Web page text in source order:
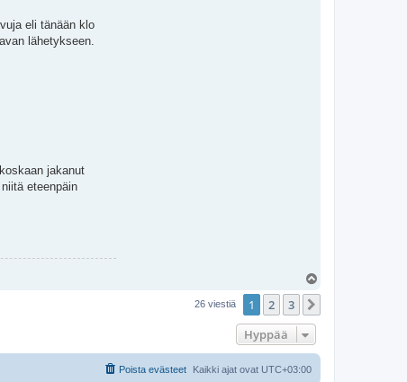
eli tänään klo
lähetykseen.
jakanut
eteenpäin
s
26 viestiä 1 2 3
Hyppää
Kaikki ajat ovat UTC+03:00
Poista evästeet